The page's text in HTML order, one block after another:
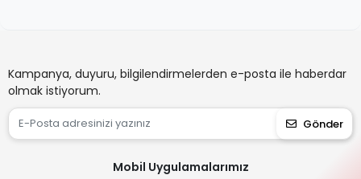
Kampanya, duyuru, bilgilendirmelerden e-posta ile haberdar
olmak istiyorum.
Gönder
Mobil Uygulamalarımız